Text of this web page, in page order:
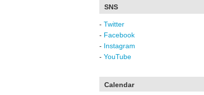
SNS
- Twitter
- Facebook
- Instagram
- YouTube
Calendar